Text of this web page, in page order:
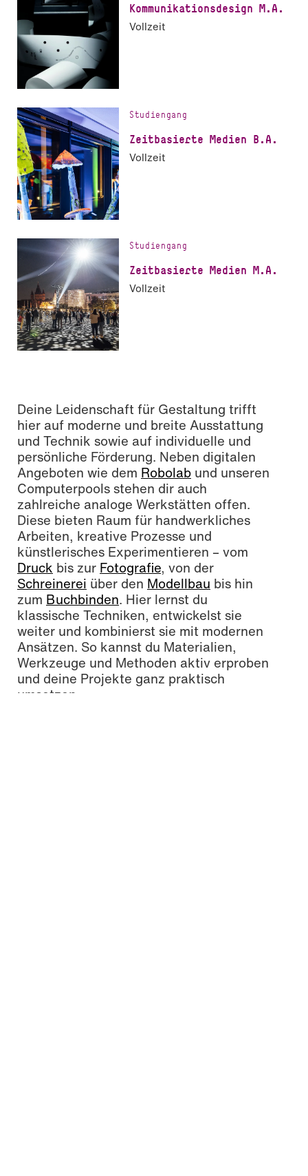
Kom­mu­ni­ka­ti­ons­de­sign M.A.
Vollzeit
Studiengang
Zeit­ba­sier­te Medien B.A.
Vollzeit
Studiengang
Zeit­ba­sier­te Medien M.A.
Vollzeit
Deine Leidenschaft für Gestaltung trifft
hier auf moderne und breite Ausstattung
und Technik sowie auf individuelle und
persönliche Förderung. Neben digitalen
Angeboten wie dem Robolab und unseren
Computerpools stehen dir auch
zahlreiche analoge Werkstätten offen.
Diese bieten Raum für handwerkliches
Arbeiten, kreative Prozesse und
künstlerisches Experimentieren – vom
Druck bis zur Fotografie, von der
Schreinerei über den Modellbau bis hin
zum Buchbinden. Hier lernst du
klassische Techniken, entwickelst sie
weiter und kombinierst sie mit modernen
Ansätzen. So kannst du Materialien,
Werkzeuge und Methoden aktiv erproben
und deine Projekte ganz praktisch
umsetzen.